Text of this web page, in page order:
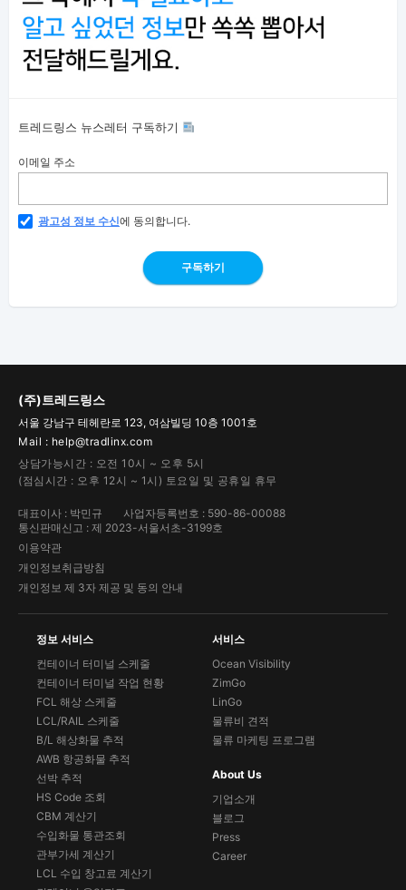
트레드링스 뉴스레터 구독하기
이메일 주소
광고성 정보 수신에 동의합니다.
구독하기
(주)트레드링스
서울 강남구 테헤란로 123, 여삼빌딩 10층 1001호
Mail : help@tradlinx.com
상담가능시간 : 오전 10시 ~ 오후 5시
(점심시간 : 오후 12시 ~ 1시) 토요일 및 공휴일 휴무
대표이사 : 박민규
사업자등록번호 : 590-86-00088
통신판매신고 : 제 2023-서울서초-3199호
이용약관
개인정보취급방침
개인정보 제 3자 제공 및 동의 안내
정보 서비스
컨테이너 터미널 스케줄
컨테이너 터미널 작업 현황
FCL 해상 스케줄
LCL/RAIL 스케줄
B/L 해상화물 추적
AWB 항공화물 추적
선박 추적
HS Code 조회
CBM 계산기
수입화물 통관조회
관부가세 계산기
LCL 수입 창고료 계산기
서비스
Ocean Visibility
ZimGo
LinGo
물류비 견적
물류 마케팅 프로그램
About Us
기업소개
블로그
Press
Career